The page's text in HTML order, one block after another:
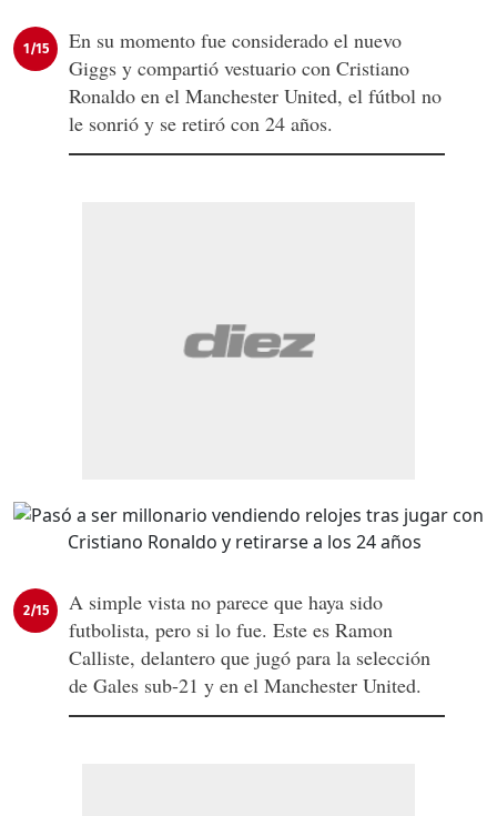
1/15
En su momento fue considerado el nuevo
Giggs y compartió vestuario con Cristiano
Ronaldo en el Manchester United, el fútbol no
le sonrió y se retiró con 24 años.
2/15
A simple vista no parece que haya sido
futbolista, pero si lo fue. Este es Ramon
Calliste, delantero que jugó para la selección
de Gales sub-21 y en el Manchester United.